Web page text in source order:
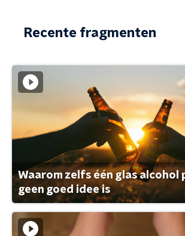
Recente fragmenten
Waarom zelfs één glas alcohol
geen goed idee is